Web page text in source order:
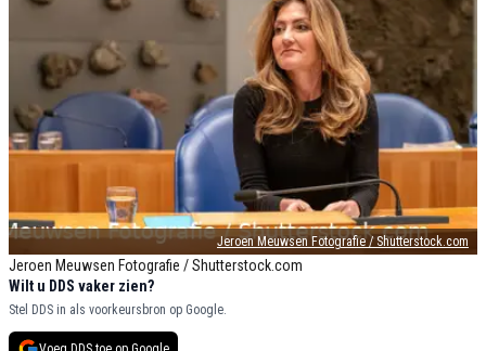
Jeroen Meuwsen Fotografie / Shutterstock.com
Jeroen Meuwsen Fotografie / Shutterstock.com
Wilt u DDS vaker zien?
Stel DDS in als voorkeursbron op Google.